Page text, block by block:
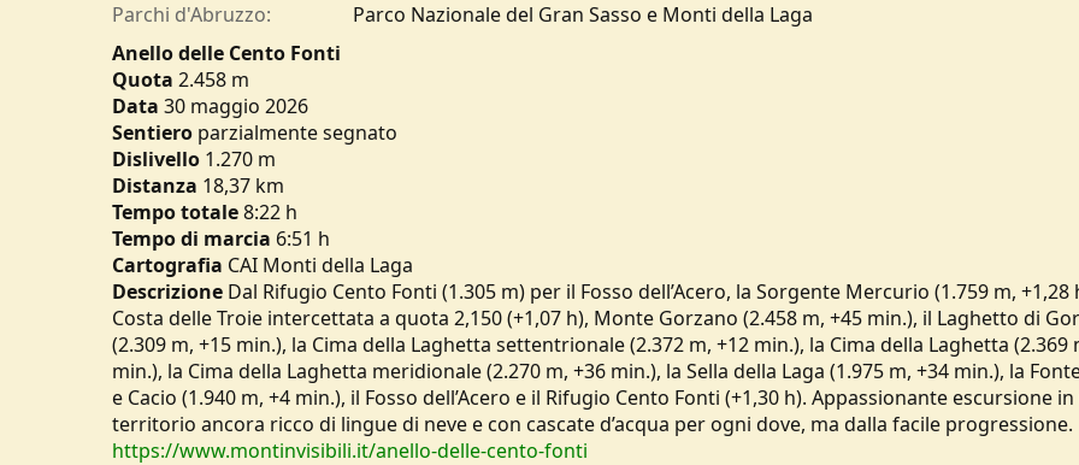
s
c
u
s
s
i
o
n
e
i
Parchi d'Abruzzo
Parco Nazionale del Gran Sasso e Monti della Laga
Anello delle Cento Fonti
Quota 2.458 m
Data 30 maggio 2026
Sentiero parzialmente segnato
Dislivello 1.270 m
Distanza 18,37 km
Tempototale8:22 h
Tempo di marcia 6:51 h
Cartografia CAI Monti della Laga
Descrizione Dal Rifugio Cento Fonti (1.305 m) per il Fosso dell’Acero, la Sorgente Mercurio (1.759 m, +1,28
Costa delle Troie intercettata a quota 2,150 (+1,07 h), Monte Gorzano (2.458 m, +45 min.), il Laghetto di
(2.309 m, +15 min.), la Cima della Laghetta settentrionale (2.372 m, +12 min.), la Cima della Laghetta (2.369
min.), la Cima della Laghetta meridionale (2.270 m, +36 min.), la Sella della Laga (1.975 m, +34 min.), la
e Cacio (1.940 m, +4 min.), il Fosso dell’Acero e il Rifugio Cento Fonti (+1,30 h). Appassionante escursione
territorio ancora ricco di lingue di neve e con cascate d’acqua per ogni dove, ma dalla facile progressione.
https://www.montinvisibili.it/anello-delle-cento-fonti